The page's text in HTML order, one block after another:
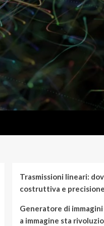
Trasmissioni lineari:
costruttiva e
Generatore di immagini
a immagine sta